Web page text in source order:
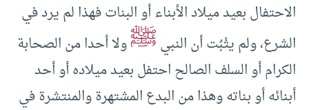
الاحتفال بعيد ميلاد الأبناء أو البنات فهذا لم يرد في
الشرع، ولم يثْبُت أن النبيﷺولا أحدا من الصحابة
الكرام أو السلف الصالح احتفل بعيد ميلاده أو أحد
أبنائه أو بناته وهذا من البدع المشتهرة والمنتشرة في